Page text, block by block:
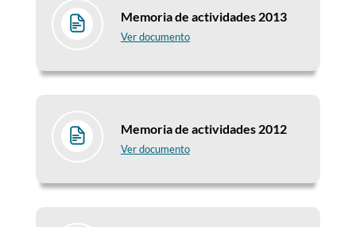
Memoria de actividades 2013
Ver documento
Memoria de actividades 2012
Ver documento